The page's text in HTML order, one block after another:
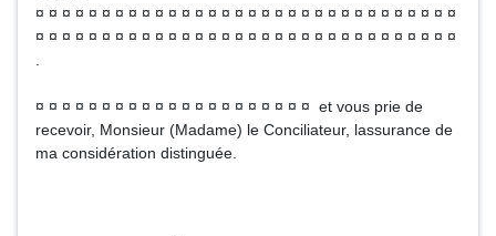
¤ ¤ ¤ ¤ ¤ ¤ ¤ ¤ ¤ ¤ ¤ ¤ ¤ ¤ ¤ ¤ ¤ ¤ ¤ ¤ ¤ ¤ ¤ ¤ ¤ ¤ ¤ ¤ ¤ ¤ ¤ ¤
¤ ¤ ¤ ¤ ¤ ¤ ¤ ¤ ¤ ¤ ¤ ¤ ¤ ¤ ¤ ¤ ¤ ¤ ¤ ¤ ¤ ¤ ¤ ¤ ¤ ¤ ¤ ¤ ¤ ¤ ¤ ¤
¤ ¤ ¤ ¤ ¤ ¤ ¤ ¤ ¤ ¤ ¤ ¤ ¤ ¤ ¤ ¤ ¤ ¤ ¤ ¤ ¤ et vous prie de
recevoir, Monsieur (Madame) le Conciliateur, lassurance de
ma considération distinguée.